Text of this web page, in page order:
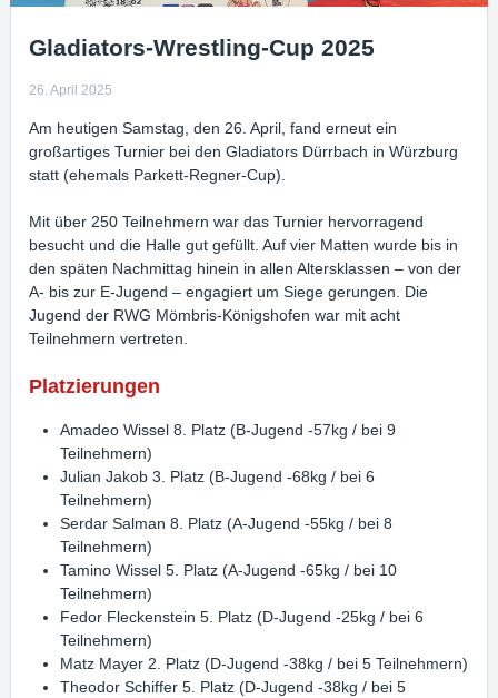
Gladiators-Wrestling-Cup 2025
26. April 2025
Am heutigen Samstag, den 26. April, fand erneut ein
großartiges Turnier bei den Gladiators Dürrbach in Würzburg
statt (ehemals Parkett-Regner-Cup).
Mit über 250 Teilnehmern war das Turnier hervorragend
besucht und die Halle gut gefüllt. Auf vier Matten wurde bis in
den späten Nachmittag hinein in allen Altersklassen – von der
A- bis zur E-Jugend – engagiert um Siege gerungen. Die
Jugend der RWG Mömbris-Königshofen war mit acht
Teilnehmern vertreten.
Platzierungen
Amadeo Wissel 8. Platz (B-Jugend -57kg / bei 9
Teilnehmern)
Julian Jakob 3. Platz (B-Jugend -68kg / bei 6
Teilnehmern)
Serdar Salman 8. Platz (A-Jugend -55kg / bei 8
Teilnehmern)
Tamino Wissel 5. Platz (A-Jugend -65kg / bei 10
Teilnehmern)
Fedor Fleckenstein 5. Platz (D-Jugend -25kg / bei 6
Teilnehmern)
Matz Mayer 2. Platz (D-Jugend -38kg / bei 5 Teilnehmern)
Theodor Schiffer 5. Platz (D-Jugend -38kg / bei 5